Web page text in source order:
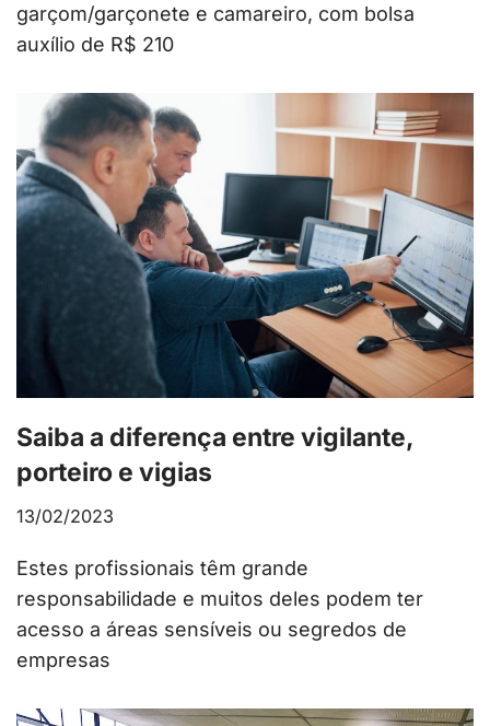
garçom/garçonete e camareiro, com bolsa
auxílio de R$ 210
Saiba a diferença entre vigilante,
porteiro e vigias
13/02/2023
Estes profissionais têm grande
responsabilidade e muitos deles podem ter
acesso a áreas sensíveis ou segredos de
empresas